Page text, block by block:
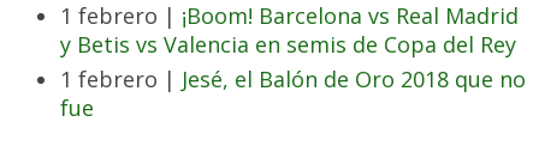
1 febrero | ¡Boom! Barcelona vs Real Madrid
y Betis vs Valencia en semis de Copa del Rey
1 febrero | Jesé, el Balón de Oro 2018 que no
fue